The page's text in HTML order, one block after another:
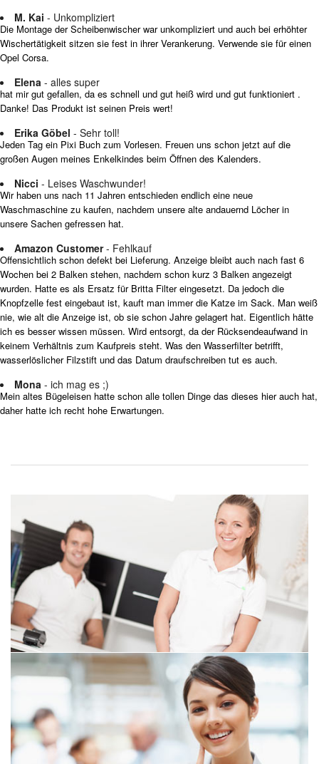
M. Kai - Unkompliziert
Die Montage der Scheibenwischer war unkompliziert und auch bei erhöhter
Wischertätigkeit sitzen sie fest in ihrer Verankerung. Verwende sie für einen
Opel Corsa.
Elena - alles super
hat mir gut gefallen, da es schnell und gut heiß wird und gut funktioniert .
Danke! Das Produkt ist seinen Preis wert!
Erika Göbel - Sehr toll!
Jeden Tag ein Pixi Buch zum Vorlesen. Freuen uns schon jetzt auf die
großen Augen meines Enkelkindes beim Öffnen des Kalenders.
Nicci - Leises Waschwunder!
Wir haben uns nach 11 Jahren entschieden endlich eine neue
Waschmaschine zu kaufen, nachdem unsere alte andauernd Löcher in
unsere Sachen gefressen hat.
Amazon Customer- Fehlkauf
Offensichtlich schon defekt bei Lieferung. Anzeige bleibt auch nach fast 6
Wochen bei 2 Balken stehen, nachdem schon kurz 3 Balken angezeigt
wurden. Hatte es als Ersatz für Britta Filter eingesetzt. Da jedoch die
Knopfzelle fest eingebaut ist, kauft man immer die Katze im Sack. Man weiß
nie, wie alt die Anzeige ist, ob sie schon Jahre gelagert hat. Eigentlich hätte
ich es besser wissen müssen. Wird entsorgt, da der Rücksendeaufwand in
keinem Verhältnis zum Kaufpreis steht. Was den Wasserfilter betrifft,
wasserlöslicher Filzstift und das Datum draufschreiben tut es auch.
Mona - ich mag es ;)
Mein altes Bügeleisen hatte schon alle tollen Dinge das dieses hier auch hat,
daher hatte ich recht hohe Erwartungen.